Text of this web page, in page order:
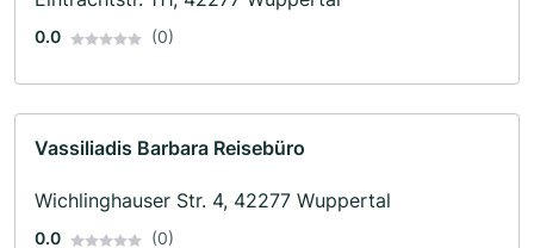
0.0 (0)
Vassiliadis Barbara Reisebüro
Wichlinghauser Str. 4, 42277 Wuppertal
0.0 (0)